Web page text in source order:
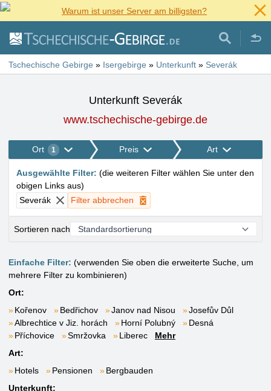
Warum ist unser Server am billigsten?
Tschechische Gebirge » Isergebirge » Unterkunft » Severák
Unterkunft Severák
www.tschechische-gebirge.de
Ort 1 Preis Art
Ausgewählte Filter: (die weiteren Filter wählen Sie unter den
obigen Links aus)
Severák
Filter abbrechen
Sortieren nach
Einfache Filter: (verwenden Sie oben die erweiterte Suche, um
mehrere Filter zu kombinieren)
Ort:
Kořenov
Bedřichov Janov nad Nisou
Josefův Důl
Albrechtice v Jiz. horách
Horní Polubný
Desná
Příchovice
Smržovka Liberec
Mehr
Art:
Hotels
Pensionen
Bergbauden
Unterkunft: